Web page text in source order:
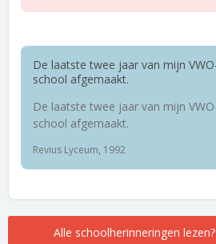
De laatste twee jaar van mijn
school afgemaakt.
De laatste twee jaar van mijn
school afgemaakt.
Revius Lyceum, 1992
Alle schoolherinneringen